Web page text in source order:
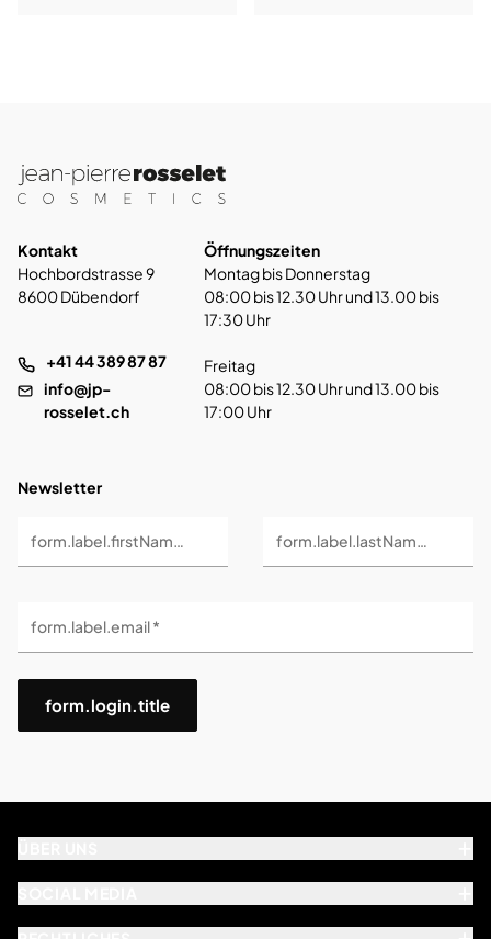
Kontakt
Hochbordstrasse 9
8600 Dübendorf
+41 44 389 87 87
info@jp-
rosselet.ch
Öffnungszeiten
Montag bis Donnerstag
08:00 bis 12.30 Uhr und 13.00 bis
17:30 Uhr
Freitag
08:00 bis 12.30 Uhr und 13.00 bis
17:00 Uhr
Newsletter
form.label.firstName * form.label.lastName *
form.label.email *
form.login.title